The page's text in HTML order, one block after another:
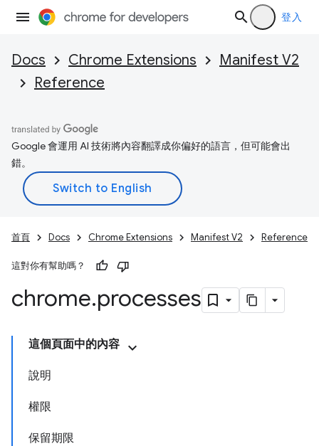
登入
Docs Chrome Extensions
Manifest V2
Reference
Google 會運用 AI 技術將內容翻譯成你偏好的語言，但可能會出
錯。
首頁 Docs Chrome Extensions Manifest V2 Reference
這對你有幫助嗎？
chrome.processes
這個頁面中的內容
說明
權限
保留期限